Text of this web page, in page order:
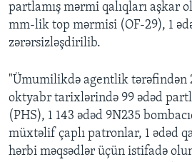
partlamış mərmi qalıqları aşkar
mm-lik top mərmisi (OF-29), 1
zərərsizləşdirilib.
"Ümumilikdə agentlik tərəfindən
oktyabr tarixlərində 99 ədəd
(PHS), 1 143 ədəd 9N235
müxtəlif çaplı patronlar, 1 ədəd
hərbi məqsədlər üçün istifadə